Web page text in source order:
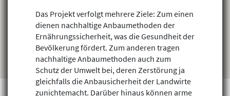
Das Projekt verfolgt mehrere Ziele: Zum einen
dienen nachhaltige Anbaumethoden der
Ernährungssicherheit, was die Gesundheit der
Bevölkerung fördert. Zum anderen tragen
nachhaltige Anbaumethoden auch zum
Schutz der Umwelt bei, deren Zerstörung ja
gleichfalls die Anbausicherheit der Landwirte
zunichtemacht. Darüber hinaus können arme